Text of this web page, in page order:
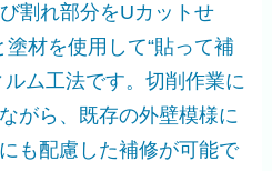
割れ部分をUカットせ
材を使用して“貼って補
ム工法です。切削作業に
がら、既存の外壁模様に
も配慮した補修が可能で